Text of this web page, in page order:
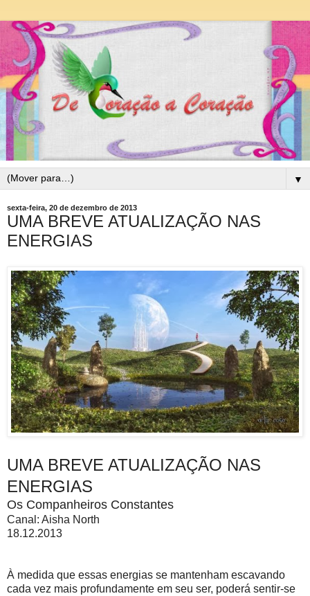
▼
sexta-feira, 20 de dezembro de 2013
UMA BREVE ATUALIZAÇÃO NAS
ENERGIAS
UMA BREVE ATUALIZAÇÃO NAS
ENERGIAS
Os Companheiros Constantes
Canal: Aisha North
18.12.2013
À medida que essas energias se mantenham escavando
cada vez mais profundamente em seu ser, poderá sentir-se